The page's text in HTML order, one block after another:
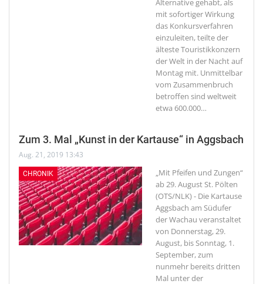
Alternative gehabt, als
mit sofortiger Wirkung
das Konkursverfahren
einzuleiten, teilte der
älteste Touristikkonzern
der Welt in der Nacht auf
Montag mit. Unmittelbar
vom Zusammenbruch
betroffen sind weltweit
etwa 600.000…
Zum 3. Mal „Kunst in der Kartause“ in Aggsbach
Aug. 21, 2019 13:43
CHRONIK
„Mit Pfeifen und Zungen“
ab 29. AugustSt. Pölten
(OTS/NLK) - Die Kartause
Aggsbach am Südufer
der Wachau veranstaltet
von Donnerstag, 29.
August, bis Sonntag, 1.
September, zum
nunmehr bereits dritten
Mal unter der